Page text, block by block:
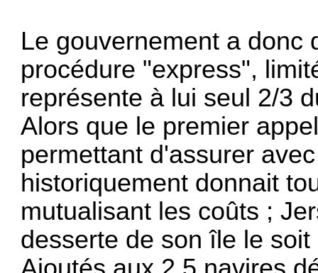
Le gouvernement a donc
procédure "express",
représente à lui seul 2/3
Alors que le premier
permettant d'assurer
historiquement donnait
mutualisant les coûts ;
desserte de son île le